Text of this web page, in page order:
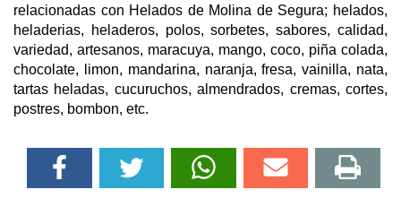
relacionadas con Helados de Molina de Segura; helados,
heladerias, heladeros, polos, sorbetes, sabores, calidad,
variedad, artesanos, maracuya, mango, coco, piña colada,
chocolate, limon, mandarina, naranja, fresa, vainilla, nata,
tartas heladas, cucuruchos, almendrados, cremas, cortes,
postres, bombon, etc.